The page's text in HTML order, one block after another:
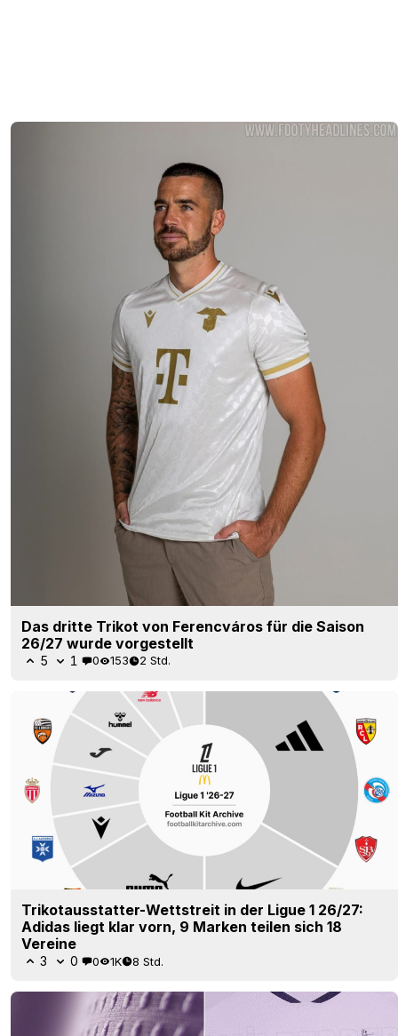
Das dritte Trikot von Ferencváros für die Saison
26/27 wurde vorgestellt
5 1 0 153 2 Std.
Trikotausstatter-Wettstreit in der Ligue 1 26/27:
Adidas liegt klar vorn, 9 Marken teilen sich 18
Vereine
3 0 0 1K 8 Std.